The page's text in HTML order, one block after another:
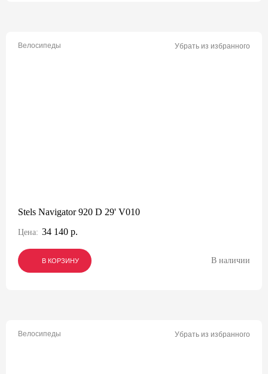
Велосипеды Убрать из избранного
Stels Navigator 920 D 29' V010
Цена: 34 140 р.
В КОРЗИНУ
В КОРЗИНУ
В КОРЗИНУ В наличии
Велосипеды Убрать из избранного